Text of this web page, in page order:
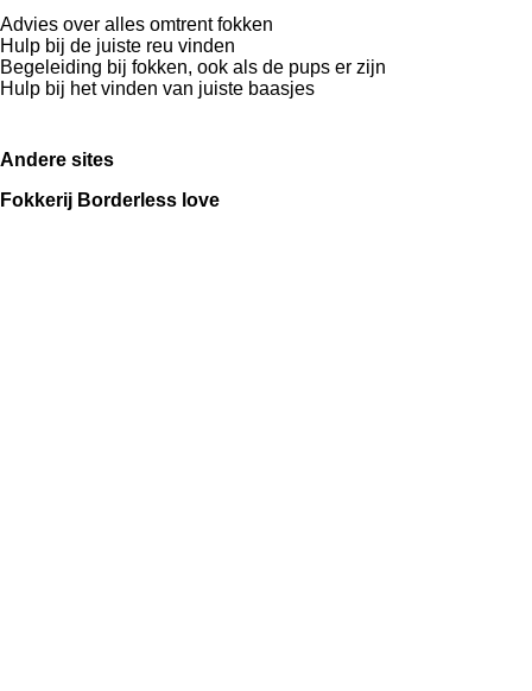
Advies over alles omtrent fokken
Hulp bij de juiste reu vinden
Begeleiding bij fokken, ook als de pups er zijn
Hulp bij het vinden van juiste baasjes
Andere sites
Fokkerij Borderless love